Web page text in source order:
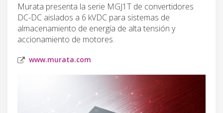
Murata presenta la serie MGJ1T de convertidores
DC-DC aislados a 6 kVDC para sistemas de
almacenamiento de energía de alta tensión y
accionamiento de motores.
www.murata.com